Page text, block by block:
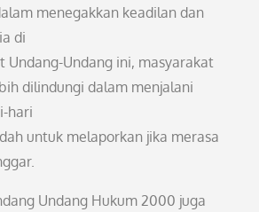
menegakkan keadilan dan
di
Undang-Undang ini, masyarakat
dilindungi dalam menjalani
hari
untuk melaporkan jika merasa
Undang Hukum 2000 juga